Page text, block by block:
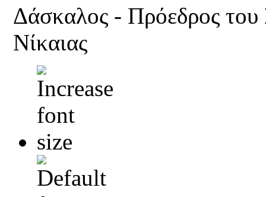
Δάσκαλος - Πρόεδρος
Νίκαιας